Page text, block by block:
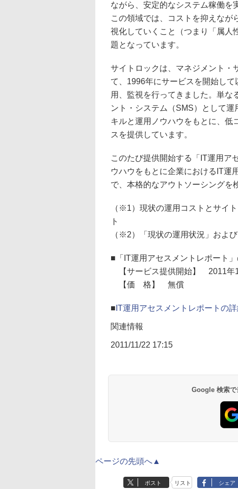
ながら、安定的なシステム稼働を
この領域では、コストを抑えなが
視化していくこと（つまり「属人
題となっています。
サイトロックは、マネジメント・
て、1996年にサービスを開始し
用、監視を行ってきました。単な
ント・システム（SMS）として
キルと運用ノウハウをもとに、低
スを提供しています。
このたび提供開始する「IT運用ア
ウハウをもとに企業におけるIT運
で、本格的なアウトソーシングを
（※1）現状の運用コストとサイ
ト
（※2）「現状の運用状況」およ
■「IT運用アセスメントレポート
【サービス提供開始】 2011年
【価 格】 無償
■ IT運用アセスメントレポートの
関連情報
2011/11/22 17:15
Google 検索で
ページの先頭へ▲
ポスト リスト シェア